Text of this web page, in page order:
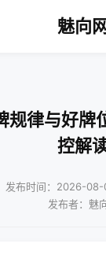
魅向网
规律与好牌
控解
发布时间：2026-08-
发布者：魅